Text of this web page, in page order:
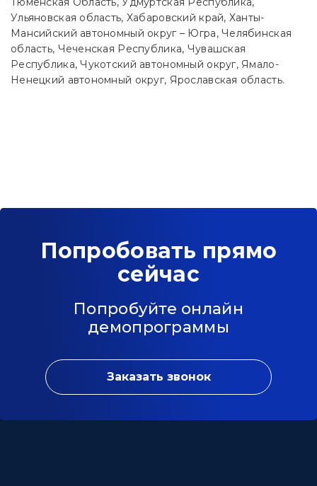
Ульяновская область, Хабаровский край, Ханты-
Мансийский автономный округ – Югра, Челябинская
область, Чеченская Республика, Чувашская
Республика, Чукотский автономный округ, Ямало-
Ненецкий автономный округ, Ярославская область.
Попробовать прямо
сейчас
Попробуйте онлайн
демопрограммы
Заказать звонок